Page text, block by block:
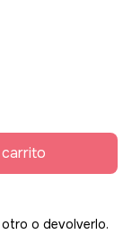
o devolverlo.